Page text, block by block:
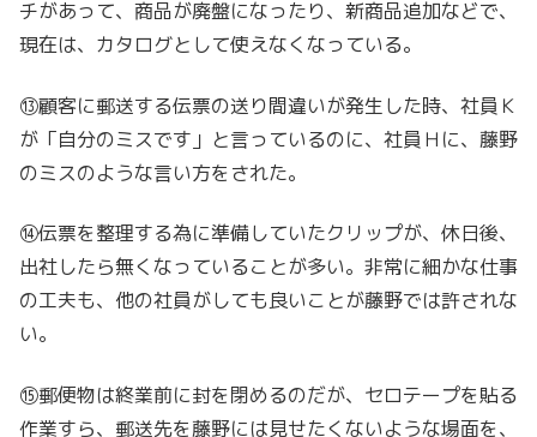
チがあって、商品が廃盤になったり、新商品追加などで、
現在は、カタログとして使えなくなっている。
⑬顧客に郵送する伝票の送り間違いが発生した時、社員Ｋ
が「自分のミスです」と言っているのに、社員Ｈに、藤野
のミスのような言い方をされた。
⑭伝票を整理する為に準備していたクリップが、休日後、
出社したら無くなっていることが多い。非常に細かな仕事
の工夫も、他の社員がしても良いことが藤野では許されな
い。
⑮郵便物は終業前に封を閉めるのだが、セロテープを貼る
作業すら、郵送先を藤野には見せたくないような場面を、